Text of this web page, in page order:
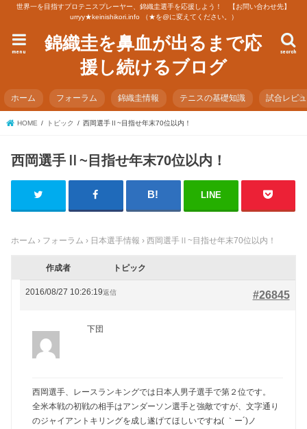
世界一を目指すプロテニスプレーヤー、錦織圭選手を応援しよう！ 【お問い合わせ先】
urryy★keinishikori.info （★を@に変えてください。）
錦織圭を鼻血が出るまで応
援し続けるブログ
search
menu
ホーム フォーラム 錦織圭情報 テニスの基礎知識 試合レビ
HOME トピック 西岡選手Ⅱ~目指せ年末70位以内！
西岡選手Ⅱ~目指せ年末70位以内！
LINE
ホーム › フォーラム › 日本選手情報 › 西岡選手Ⅱ~目指せ年末70位以内！
作成者 トピック
2016/08/27 10:26:19 #26845
返信
下団
西岡選手、レースランキングでは日本人男子選手で第２位です。
全米本戦の初戦の相手はアンダーソン選手と強敵ですが、文字通り
のジャイアントキリングを成し遂げてほしいですね( ｀ー´)ノ